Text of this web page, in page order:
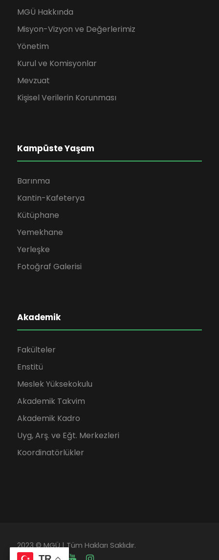
MGÜ Hakkında
Misyon-Vizyon ve Değerlerimiz
Yönetim
Kurul ve Komisyonlar
Mevzuat
Kişisel Verilerin Korunması
Kampüste Yaşam
Barınma
Kantin-Kafeterya
Kütüphane
Yemekhane
Yerleşke
Fotoğraf Galerisi
Akademik
Fakülteler
Enstitü
Meslek Yüksekokulu
Akademik Takvim
Akademik Kadro
Uyg, Arş. ve Eğt. Merkezleri
Koordinatörlükler
2023 © MGÜ | Tüm Hakları Saklıdır.